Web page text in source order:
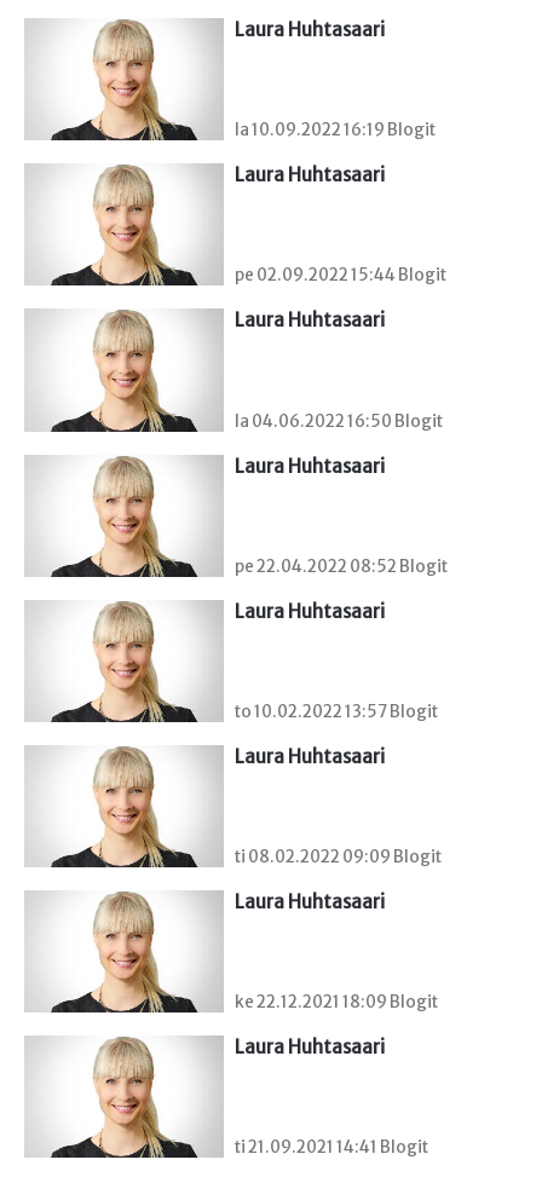
Laura Huhtasaari
la 10.09.2022 16:19 Blogit
Laura Huhtasaari
pe 02.09.2022 15:44 Blogit
Laura Huhtasaari
la 04.06.2022 16:50 Blogit
Laura Huhtasaari
pe 22.04.2022 08:52 Blogit
Laura Huhtasaari
to 10.02.2022 13:57 Blogit
Laura Huhtasaari
ti 08.02.2022 09:09 Blogit
Laura Huhtasaari
ke 22.12.2021 18:09 Blogit
Laura Huhtasaari
ti 21.09.2021 14:41 Blogit